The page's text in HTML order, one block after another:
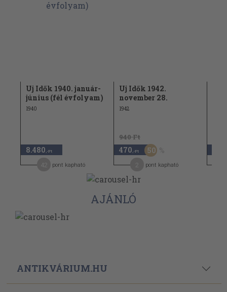
Uj Idők 1940. január-
június (fél évfolyam)
1940
8.480 ,-Ft
pont kapható
Uj Idők 1942.
november 28.
1942
940 Ft
470 ,-Ft 50
pont kapható
AJÁNLÓ
ANTIKVÁRIUM.HU